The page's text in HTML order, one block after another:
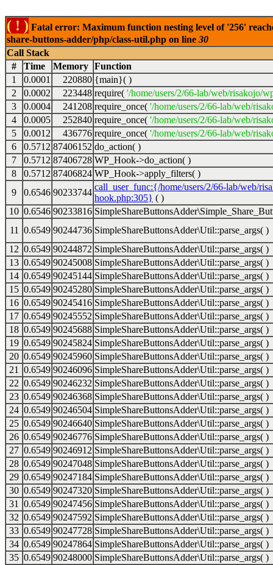
( ! ) Fatal error: Maximum function nesting level of '256'
share-buttons-adder/php/class-util.php on line 30
Call Stack
#
Time Memory Function
1
0.0001 220880 {main}( )
2
0.0002 223448 require( '/home/users/2/66-lab/web/risakojo/
3
0.0004 241208 require_once( '/home/users/2/66-lab/web/
4
0.0005 252840 require_once( '/home/users/2/66-lab/web/
5
0.0012 436776 require_once( '/home/users/2/66-lab/web/
6
0.5712 87406152 do_action( )
7
0.5712 87406728 WP_Hook->do_action( )
8
0.5712 87406824 WP_Hook->apply_filters( )
9
0.6546 90233744
call_user_func:{/home/users/2/66-lab/web/
hook.php:305} ( )
10 0.6546 90233816
11
0.6549 90244736 SimpleShareButtonsAdder\Util::parse_args( )
12 0.6549 90244872 SimpleShareButtonsAdder\Util::parse_args( )
13 0.6549 90245008 SimpleShareButtonsAdder\Util::parse_args( )
14 0.6549 90245144 SimpleShareButtonsAdder\Util::parse_args( )
15 0.6549 90245280 SimpleShareButtonsAdder\Util::parse_args( )
16 0.6549 90245416 SimpleShareButtonsAdder\Util::parse_args( )
17 0.6549 90245552 SimpleShareButtonsAdder\Util::parse_args( )
18 0.6549 90245688 SimpleShareButtonsAdder\Util::parse_args( )
19 0.6549 90245824 SimpleShareButtonsAdder\Util::parse_args( )
20 0.6549 90245960 SimpleShareButtonsAdder\Util::parse_args( )
21
0.6549 90246096 SimpleShareButtonsAdder\Util::parse_args( )
22 0.6549 90246232 SimpleShareButtonsAdder\Util::parse_args( )
23 0.6549 90246368 SimpleShareButtonsAdder\Util::parse_args( )
24 0.6549 90246504 SimpleShareButtonsAdder\Util::parse_args( )
25 0.6549 90246640 SimpleShareButtonsAdder\Util::parse_args( )
26 0.6549 90246776 SimpleShareButtonsAdder\Util::parse_args( )
27 0.6549 90246912 SimpleShareButtonsAdder\Util::parse_args( )
28 0.6549 90247048 SimpleShareButtonsAdder\Util::parse_args( )
29 0.6549 90247184 SimpleShareButtonsAdder\Util::parse_args( )
30 0.6549 90247320 SimpleShareButtonsAdder\Util::parse_args( )
31
0.6549 90247456 SimpleShareButtonsAdder\Util::parse_args( )
32 0.6549 90247592 SimpleShareButtonsAdder\Util::parse_args( )
33 0.6549 90247728 SimpleShareButtonsAdder\Util::parse_args( )
34 0.6549 90247864 SimpleShareButtonsAdder\Util::parse_args( )
35 0.6549 90248000 SimpleShareButtonsAdder\Util::parse_args( )